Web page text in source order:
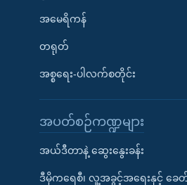
အမေရိကန်
တရုတ်
အစ္စရေး-ပါလက်စတိုင်း
အပတ်စဉ်ကဏ္ဍများ
အယ်ဒီတာနဲ့ ဆွေးနွေးခန်း
ဒီမိုကရေစီ၊ လူ့အခွင့်အရေးနှင့် ခေတ်